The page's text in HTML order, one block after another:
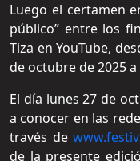
Luego el certamen
público” entre los
Tiza en YouTube,
de octubre de 2025 a
El día lunes 27 de
a conocer en las
través de
de la presente